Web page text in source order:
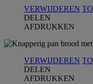
VERWIJDEREN
DELEN
AFDRUKKEN
VERWIJDEREN
DELEN
AFDRUKKEN